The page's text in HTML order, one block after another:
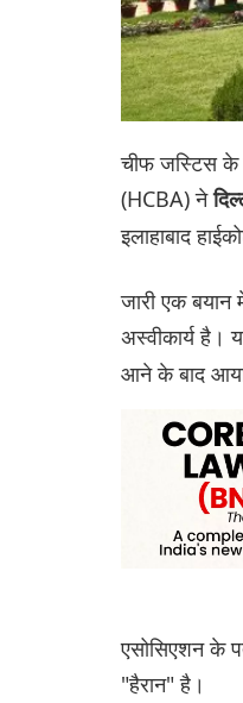
चीफ जस्टिस के
(HCBA) ने
इलाहाबाद
जारी एक
अस्वीकार्य है।
आने के बाद
एसोसिएशन के
"हैरान" है।